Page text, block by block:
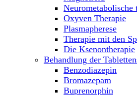
Neurometabolische
Oxyven Therapie
Plasmapherese
Therapie mit den
Die Ksenontherapie
Behandlung der
Benzodiazepin
Bromazepam
Buprenorphin